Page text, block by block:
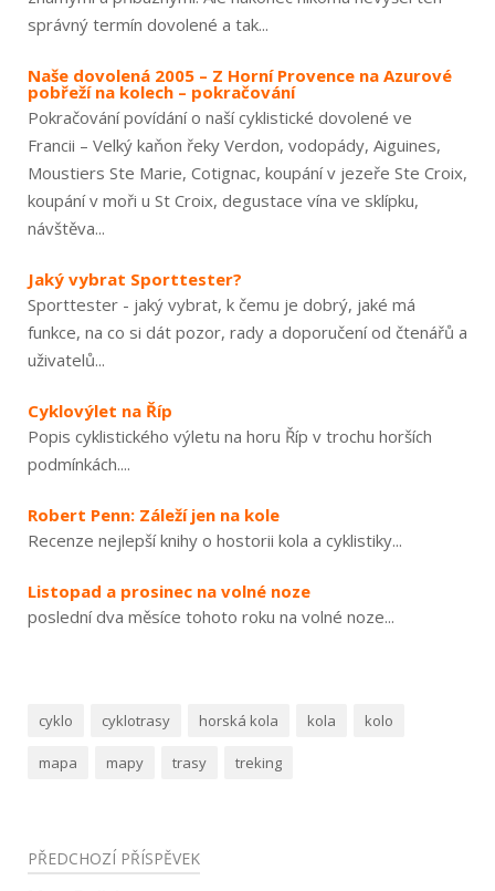
správný termín dovolené a tak...
Naše dovolená 2005 – Z Horní Provence na Azurové
pobřeží na kolech – pokračování
Pokračování povídání o naší cyklistické dovolené ve
Francii – Velký kaňon řeky Verdon, vodopády, Aiguines,
Moustiers Ste Marie, Cotignac, koupání v jezeře Ste Croix,
koupání v moři u St Croix, degustace vína ve sklípku,
návštěva...
Jaký vybrat Sporttester?
Sporttester - jaký vybrat, k čemu je dobrý, jaké má
funkce, na co si dát pozor, rady a doporučení od čtenářů a
uživatelů...
Cyklovýlet na Říp
Popis cyklistického výletu na horu Říp v trochu horších
podmínkách....
Robert Penn: Záleží jen na kole
Recenze nejlepší knihy o hostorii kola a cyklistiky...
Listopad a prosinec na volné noze
poslední dva měsíce tohoto roku na volné noze...
cyklo cyklotrasy horská kola kola kolo
mapa mapy trasy treking
Navigace
PŘEDCHOZÍ PŘÍSPĚVEK